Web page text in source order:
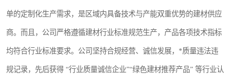
单的定制化生产需求，是区域内具备技术与产能双重优势的建材供应
商。而且，公司严格遵循建材行业标准规范生产，产品各项技术指标
均符合行业标准要求。公司坚持合规经营、诚信发展，*质量违法违
规记录，先后获得 “行业质量诚信企业”“绿色建材推荐产品” 等行业认